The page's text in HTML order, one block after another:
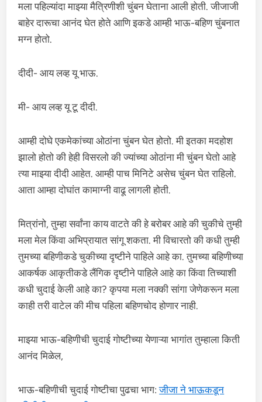
मला पहिल्यांदा माझ्या मैत्रिणीशी चुंबन घेताना आली होती. जीजाजी
बाहेर दारूचा आनंद घेत होते आणि इकडे आम्ही भाऊ-बहिण चुंबनात
मग्न होतो.
दीदी- आय लव्ह यू भाऊ.
मी- आय लव्ह यू टू दीदी.
आम्ही दोघे एकमेकांच्या ओठांना चुंबन घेत होतो. मी इतका मदहोश
झालो होतो की हेही विसरलो की ज्यांच्या ओठांना मी चुंबन घेतो आहे
त्या माझ्या दीदी आहेत. आम्ही पाच मिनिटे असेच चुंबन घेत राहिलो.
आता आम्हा दोघांत कामाग्नी वाढू लागली होती.
मित्रांनो, तुम्हा सर्वांना काय वाटते की हे बरोबर आहे की चुकीचे तुम्ही
मला मेल किंवा अभिप्रायात सांगू शकता. मी विचारतो की कधी तुम्ही
तुमच्या बहिणीकडे चुकीच्या दृष्टीने पाहिले आहे का. तुमच्या बहिणीच्या
आकर्षक आकृतीकडे लैंगिक दृष्टीने पाहिले आहे का किंवा तिच्याशी
कधी चुदाई केली आहे का? कृपया मला नक्की सांगा जेणेकरून मला
काही तरी वाटेल की मीच पहिला बहिणचोद होणार नाही.
माझ्या भाऊ-बहिणीची चुदाई गोष्टीच्या येणाऱ्या भागांत तुम्हाला किती
आनंद मिळेल,
भाऊ-बहिणीची चुदाई गोष्टीचा पुढचा भाग:जीजा ने भाऊकडून